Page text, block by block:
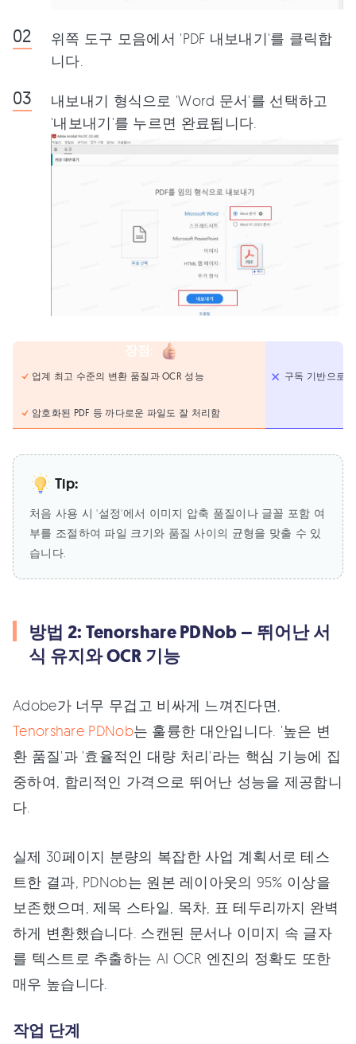
위쪽 도구 모음에서 'PDF 내보내기'를 클릭합
니다.
내보내기 형식으로 'Word 문서'를 선택하고
'내보내기'를 누르면 완료됩니다.
장점:
업계 최고 수준의 변환 품질과 OCR 성능
암호화된 PDF 등 까다로운 파일도 잘 처리함
구독 기반으로
Tip:
처음 사용 시 '설정'에서 이미지 압축 품질이나 글꼴 포함 여
부를 조절하여 파일 크기와 품질 사이의 균형을 맞출 수 있
습니다.
방법 2: Tenorshare PDNob – 뛰어난 서
식 유지와 OCR 기능
Adobe가 너무 무겁고 비싸게 느껴진다면,
Tenorshare PDNob는 훌륭한 대안입니다. '높은 변
환 품질'과 '효율적인 대량 처리'라는 핵심 기능에 집
중하여, 합리적인 가격으로 뛰어난 성능을 제공합니
다.
실제 30페이지 분량의 복잡한 사업 계획서로 테스
트한 결과, PDNob는 원본 레이아웃의 95% 이상을
보존했으며, 제목 스타일, 목차, 표 테두리까지 완벽
하게 변환했습니다. 스캔된 문서나 이미지 속 글자
를 텍스트로 추출하는 AI OCR 엔진의 정확도 또한
매우 높습니다.
작업 단계